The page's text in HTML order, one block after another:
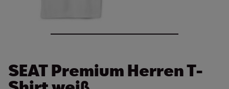
SEAT Premium Herren T-